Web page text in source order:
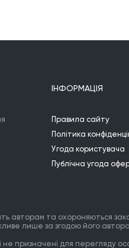
ІНФОРМАЦІЯ
Правила сайту
Політика
Угода користувача
Публічна угода
авторам та охороняються
лише за згодою його
призначені для перегляду